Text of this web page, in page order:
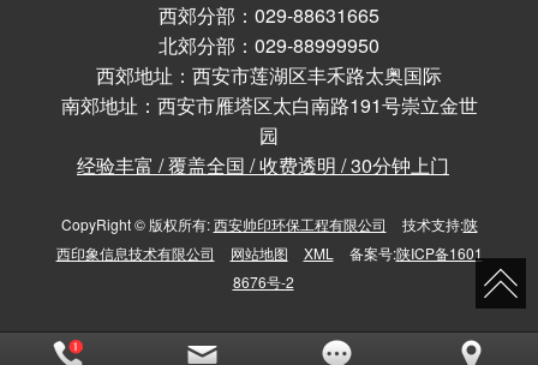
西郊分部：029-88631665
北郊分部：029-88999950
西郊地址：西安市莲湖区丰禾路太奥国际
南郊地址：西安市雁塔区太白南路191号崇立金世
园
经验丰富 / 覆盖全国 / 收费透明 / 30分钟上门
CopyRight © 版权所有:西安帅印环保工程有限公司 技术支持:陕
西印象信息技术有限公司
网站地图 XML 备案号:陕ICP备1601
8676号-2